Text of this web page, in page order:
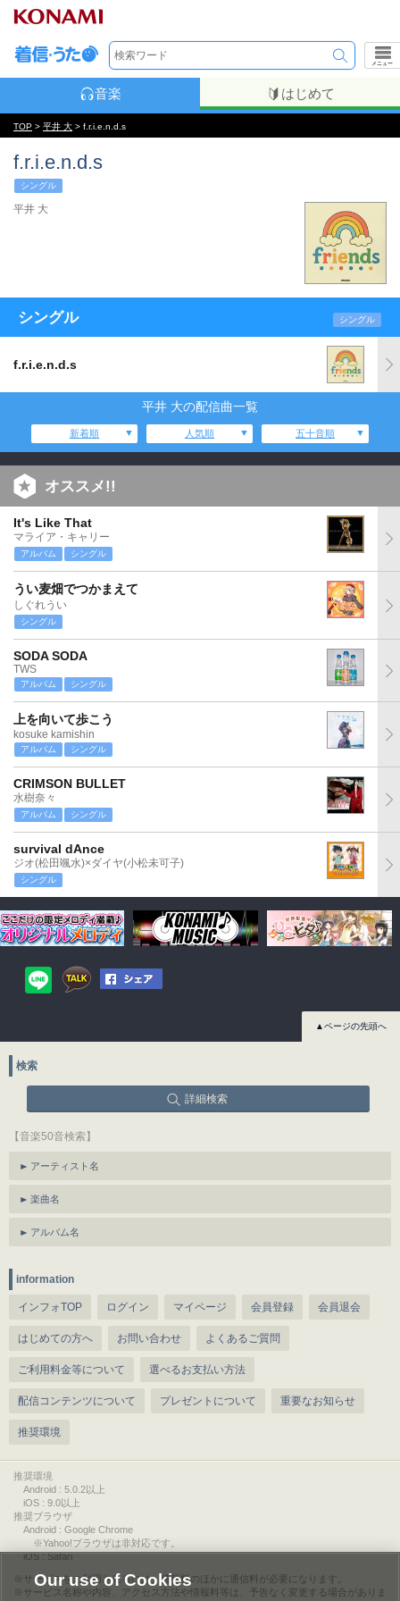
メニュー
音楽 はじめて
TOP > 平井 大 > f.r.i.e.n.d.s
f.r.i.e.n.d.s
シングル
平井 大
シングル シングル
f.r.i.e.n.d.s
平井 大の配信曲一覧
新着順 人気順 五十音順
オススメ!!
It's Like That
マライア・キャリー
アルバム シングル
うい麦畑でつかまえて
しぐれうい
シングル
SODA SODA
TWS
アルバム シングル
上を向いて歩こう
kosuke kamishin
アルバム シングル
CRIMSON BULLET
水樹奈々
アルバム シングル
survival dAnce
ジオ(松田颯水)×ダイヤ(小松未可子)
シングル
▲ページの先頭へ
検索
詳細検索
【音楽50音検索】
アーティスト名
楽曲名
アルバム名
information
インフォTOP ログイン マイページ 会員登録 会員退会
はじめての方へ お問い合わせ よくあるご質問
ご利用料金等について 選べるお支払い方法
配信コンテンツについて プレゼントについて 重要なお知らせ
推奨環境
推奨環境
Android : 5.0.2以上
iOS : 9.0以上
推奨ブラウザ
Android : Google Chrome
※Yahoo!ブラウザは非対応です。
iOS : Safari
サービスをご利用されるには、情報料のほかに通信料が必要になります。
サービス名称や内容、アクセス方法や情報料等は、予告なく変更する場合がありま
Our use of Cookies